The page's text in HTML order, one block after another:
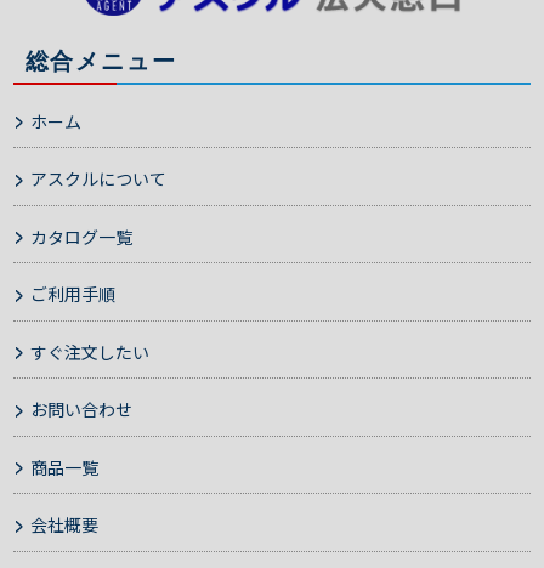
総合メニュー
ホーム
アスクルについて
カタログ一覧
ご利用手順
すぐ注文したい
お問い合わせ
商品一覧
会社概要